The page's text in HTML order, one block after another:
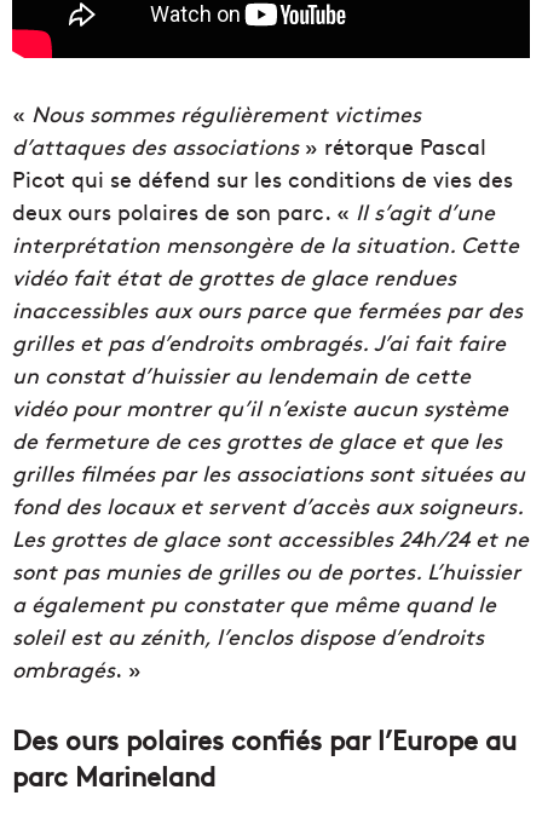
« Nous sommes régulièrement victimes
d’attaques des associations» rétorque Pascal
Picot qui se défend sur les conditions de vies des
deux ours polaires de son parc. « Il s’agit d’une
interprétation mensongère de la situation. Cette
vidéo fait état de grottes de glace rendues
inaccessibles aux ours parce que fermées par des
grilles et pas d’endroits ombragés. J’ai fait faire
un constat d’huissier au lendemain de cette
vidéo pour montrer qu’il n’existe aucun système
de fermeture de ces grottes de glace et que les
grilles filmées par les associations sont situées au
fond des locaux et servent d’accès aux soigneurs.
Les grottes de glace sont accessibles 24h/24 et ne
sont pas munies de grilles ou de portes. L’huissier
a également pu constater que même quand le
soleil est au zénith, l’enclos dispose d’endroits
ombragés. »
Des ours polaires confiés par l’Europe au
parc Marineland